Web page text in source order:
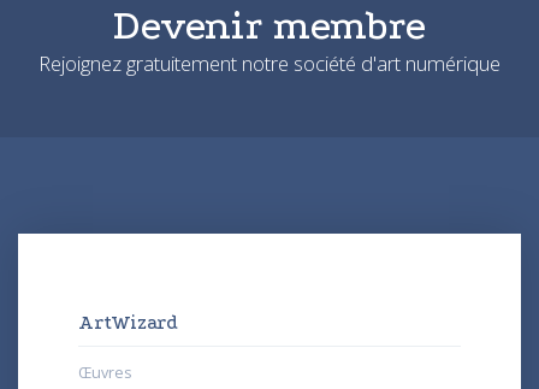
Devenir membre
Rejoignez gratuitement notre société d'art numérique
ArtWizard
Œuvres